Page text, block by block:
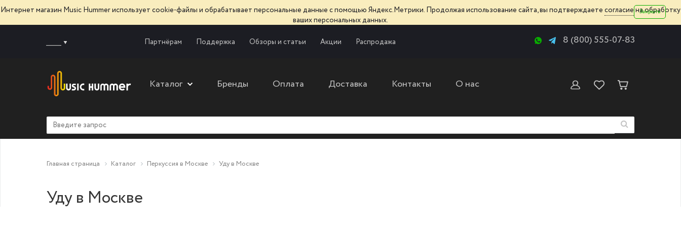
Интернет магазин Music Hummer использует сооkie-файлы и обрабатывает персональные данные с помощью Яндекс.Метрики. Продолжая использование сайта, вы подтверждаете согласиена обработку
ваших персональных данных.
Закрыть
Партнёрам Поддержка Обзоры и статьи Акции Распродажа 8 (800) 555-07-83
Каталог Бренды Оплата Доставка Контакты О нас
Главная страница Каталог Перкуссия в Москве Уду в Москве
Уду в Москве